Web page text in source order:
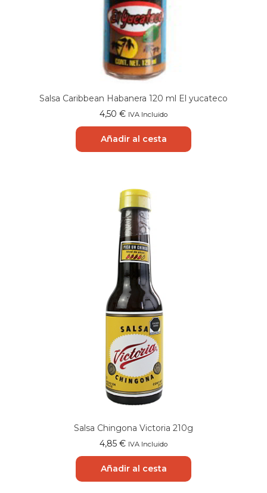
Salsa Caribbean Habanera 120 ml El yucateco
4,50 € IVA Incluido
Añadir al cesta
Salsa Chingona Victoria 210g
4,85 € IVA Incluido
Añadir al cesta